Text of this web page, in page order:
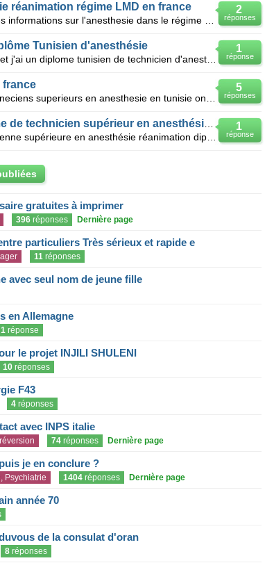
2
réponses
réanimation régime LMD en france
1
réponse
Tunisien d'anesthésie
Bonjour, je suis Tunisienne et j'ai un diplome tunisien de technicien d'anesthésie et réanimation, j
5
réponses
france
1
réponse
Équivalence du diplôme de technicien supérieur en anesthésie réanimati
Bonjour,je suis une technicienne supérieure en anesthésie réanimation diplômé en tunisie en juin 20
gratuites à imprimer
396réponses Dernière page
particuliers Très sérieux et rapide e
11réponses
avec seul nom de jeune fille
en Allemagne
1réponse
le projet INJILI SHULENI
10réponses
F43
4réponses
avec INPS italie
74réponses Dernière page
je en conclure ?
Psychiatrie 1404réponses Dernière page
année 70
de la consulat d'oran
8réponses